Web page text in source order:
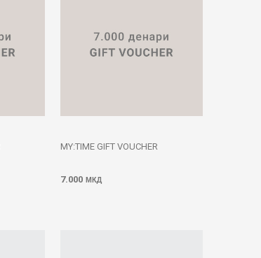
MY:TIME GIFT VOUCHER
7.000 МКД